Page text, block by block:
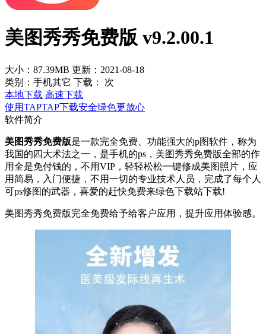
美图秀秀免费版 v9.2.00.1
大小：87.39MB 更新：2021-08-18
类别：手机其它 下载：
次
本地下载 高速下载
使用TAPTAP下载安全绿色更放心
软件简介
美图秀秀免费版是一款完全免费、功能强大的p图软件，称为
我国的四大术法之一，是手机的ps，美图秀秀免费版全部的作
用全是免付钱的，不用VIP，轻轻松松一键修成美图照片，应
用简易，入门便捷，不用一切的专业技术人员，完成了每个人
可ps修图的武器，喜爱的赶快免费来绿色下载站下载!
美图秀秀免费版完全免费给予给客户应用，提升应用体验感。